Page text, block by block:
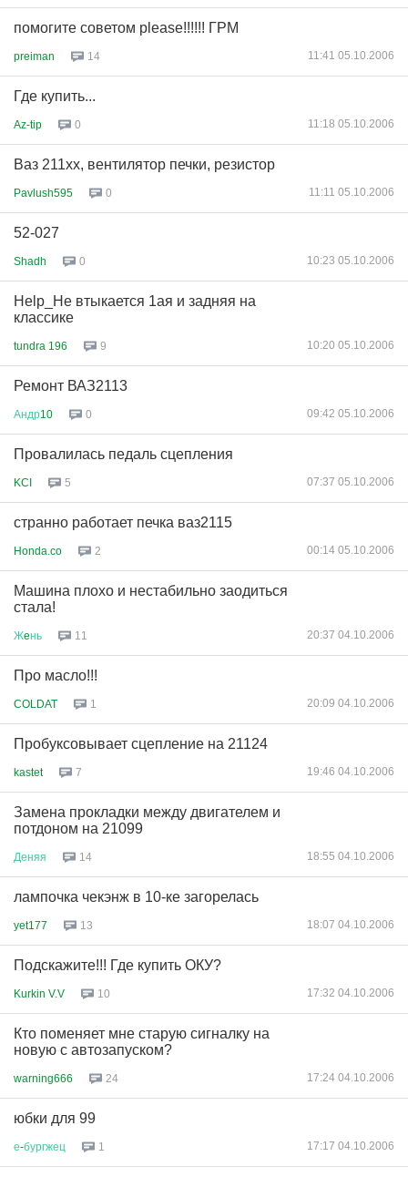
помогите советом please!!!!!! ГРМ
preiman 14 11:41 05.10.2006
Где купить...
Az-tip 0 11:18 05.10.2006
Ваз 211xx, вентилятор печки, резистор
Pavlush595 0 11:11 05.10.2006
52-027
Shadh 0 10:23 05.10.2006
Help_Не втыкается 1ая и задняя на
классике
tundra 196 9 10:20 05.10.2006
Ремонт ВАЗ2113
Андр10 0 09:42 05.10.2006
Провалилась педаль сцепления
KCI 5 07:37 05.10.2006
странно работает печка ваз2115
Honda.co 2 00:14 05.10.2006
Машина плохо и нестабильно заодиться
стала!
Жeнь 11 20:37 04.10.2006
Про масло!!!
COLDAT 1 20:09 04.10.2006
Пробуксовывает сцепление на 21124
kastet 7 19:46 04.10.2006
Замена прокладки между двигателем и
потдоном на 21099
Деняя 14 18:55 04.10.2006
лампочка чекэнж в 10-ке загорелась
yet177 13 18:07 04.10.2006
Подскажите!!! Где купить ОКУ?
Kurkin V.V 10 17:32 04.10.2006
Кто поменяет мне старую сигналку на
новую с автозапуском?
warning666 24 17:24 04.10.2006
юбки для 99
е-бургжец 1 17:17 04.10.2006